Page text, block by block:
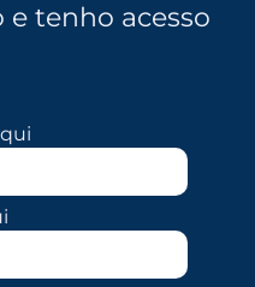
e tenho acesso